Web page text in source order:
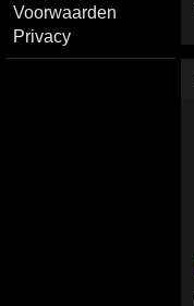
Voorwaarden
Privacy